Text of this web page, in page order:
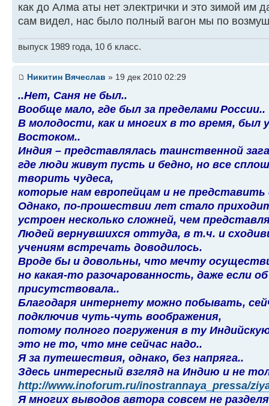
как до Алма аты нет электрички и это зимой им
сам видел, нас было полный вагон мы по
выпуск 1989 года, 10 б класс.
Никитин Вячеслав » 19 дек 2010 02:29
..Нет, Саня не был..
Вообще мало, где был за пределами России..
В молодости, как и многих в то время, был
Востоком..
Индия – представлялась таинственной
где люди живут пусть и бедно, но все
творить чудеса,
которые нам европейцам и не представить
Однако, по-прошествии лет стало
устроен несколько сложней, чем
Людей вернувшихся оттуда, в т.ч. и
учениям встречать доводилось.
Вроде бы и довольны, что мечту
но какая-то разочарованность, даже если
присутствовала..
Благодаря интернету можно побывать,
подключив чуть-чуть воображения,
потому полного погружения в ту
это не то, что мне сейчас надо..
Я за путешествия, однако, без напряга..
Здесь интересный взгляд на Индию и не
http://www.inoforum.ru/inostrannaya_pressa/
Я многих выводов автора совсем не